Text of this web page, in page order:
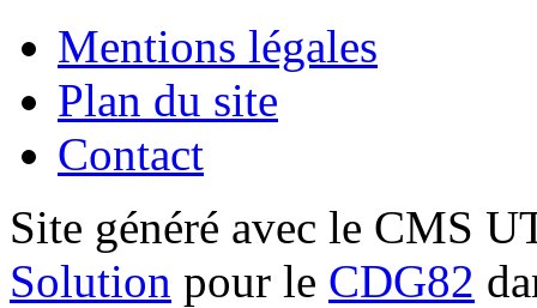
Mentions légales
Plan du site
Contact
Site généré avec le CMS
Solution pour le CDG82